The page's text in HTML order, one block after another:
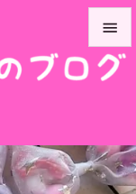



前へ